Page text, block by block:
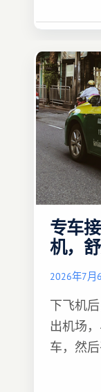
专车
机，
2026年7月
下飞机
出机场
车，然